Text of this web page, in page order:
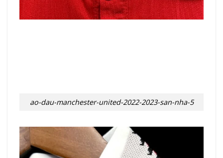
ao-dau-manchester-united-2022-2023-san-nha-5